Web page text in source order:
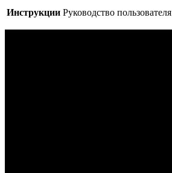
Инструкции Руководство пользователя